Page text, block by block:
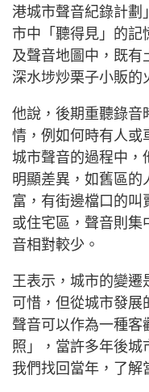
港城市聲音紀錄計劃
市中「聽得見」的記
及聲音地圖中，既有
深水埗炒栗子小販的
他說，後期重聽錄音
情，例如何時有人或
城市聲音的過程中，
明顯差異，如舊區的
富，有街邊檔口的叫
或住宅區，聲音則集
音相對較少。
王表示，城市的變遷
可惜，但從城市發展
聲音可以作為一種客
照」，當許多年後城
我們找回當年，了解